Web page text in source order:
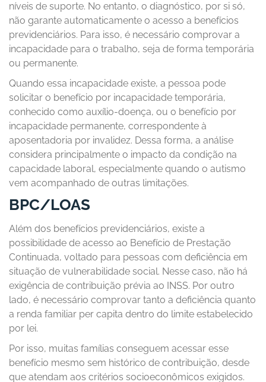
níveis de suporte. No entanto, o diagnóstico, por si só,
não garante automaticamente o acesso a benefícios
previdenciários. Para isso, é necessário comprovar a
incapacidade para o trabalho, seja de forma temporária
ou permanente.
Quando essa incapacidade existe, a pessoa pode
solicitar o benefício por incapacidade temporária,
conhecido como auxílio-doença, ou o benefício por
incapacidade permanente, correspondente à
aposentadoria por invalidez. Dessa forma, a análise
considera principalmente o impacto da condição na
capacidade laboral, especialmente quando o autismo
vem acompanhado de outras limitações.
BPC/LOAS
Além dos benefícios previdenciários, existe a
possibilidade de acesso ao Benefício de Prestação
Continuada, voltado para pessoas com deficiência em
situação de vulnerabilidade social. Nesse caso, não há
exigência de contribuição prévia ao INSS. Por outro
lado, é necessário comprovar tanto a deficiência quanto
a renda familiar per capita dentro do limite estabelecido
por lei.
Por isso, muitas famílias conseguem acessar esse
benefício mesmo sem histórico de contribuição, desde
que atendam aos critérios socioeconômicos exigidos.